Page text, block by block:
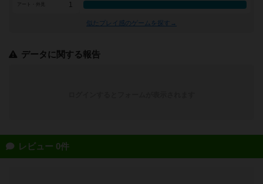
アート・外見 1
似たプレイ感のゲームを探す→
データに関する報告
レビュー 0件